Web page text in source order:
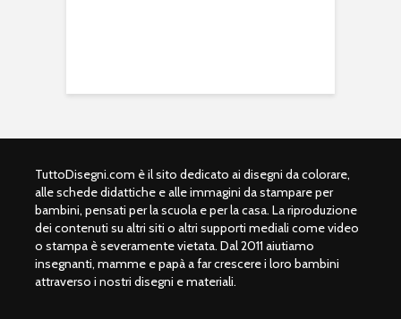
TuttoDisegni.com è il sito dedicato ai disegni da colorare,
alle schede didattiche e alle immagini da stampare per
bambini, pensati per la scuola e per la casa. La riproduzione
dei contenuti su altri siti o altri supporti mediali come video
o stampa è severamente vietata. Dal 2011 aiutiamo
insegnanti, mamme e papà a far crescere i loro bambini
attraverso i nostri disegni e materiali.